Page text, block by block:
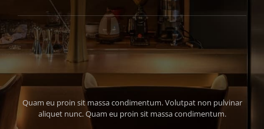
Quam eu proin sit massa condimentum. Volutpat non pulvinar
aliquet nunc. Quam eu proin sit massa condimentum.